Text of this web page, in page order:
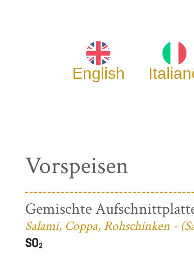
English
Vorspeisen
Gemischte
Salami, Coppa, Rohschinken -